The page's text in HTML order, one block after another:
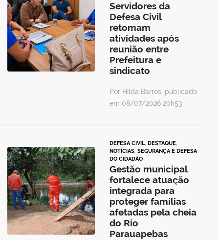
Servidores da
Defesa Civil
retomam
atividades após
reunião entre
Prefeitura e
sindicato
Por Hilda Barros, publicado
em 08/07/2026 20h53
DEFESA CIVIL, DESTAQUE,
NOTÍCIAS, SEGURANÇA E DEFESA
DO CIDADÃO
Gestão municipal
fortalece atuação
integrada para
proteger famílias
afetadas pela cheia
do Rio
Parauapebas